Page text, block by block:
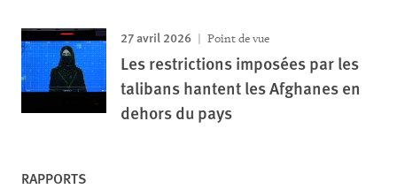
27 avril 2026 Point de vue
Les restrictions imposées par les
talibans hantent les Afghanes en
dehors du pays
RAPPORTS